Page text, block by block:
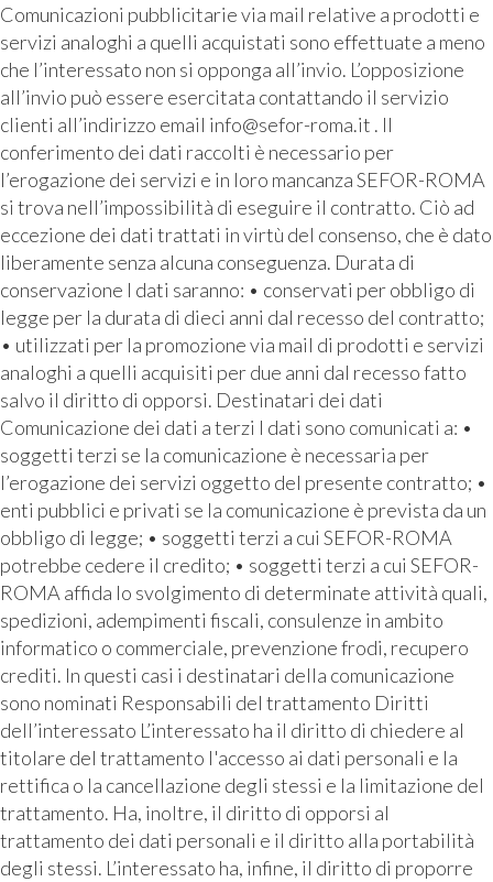
Comunicazioni pubblicitarie via mail relative a prodotti e
servizi analoghi a quelli acquistati sono effettuate a meno
che l’interessato non si opponga all’invio. L’opposizione
all’invio può essere esercitata contattando il servizio
clienti all’indirizzo email info@sefor-roma.it . Il
conferimento dei dati raccolti è necessario per
l’erogazione dei servizi e in loro mancanza SEFOR-ROMA
si trova nell’impossibilità di eseguire il contratto. Ciò ad
eccezione dei dati trattati in virtù del consenso, che è dato
liberamente senza alcuna conseguenza. Durata di
conservazione I dati saranno: • conservati per obbligo di
legge per la durata di dieci anni dal recesso del contratto;
• utilizzati per la promozione via mail di prodotti e servizi
analoghi a quelli acquisiti per due anni dal recesso fatto
salvo il diritto di opporsi. Destinatari dei dati
Comunicazione dei dati a terzi I dati sono comunicati a: •
soggetti terzi se la comunicazione è necessaria per
l’erogazione dei servizi oggetto del presente contratto; •
enti pubblici e privati se la comunicazione è prevista da un
obbligo di legge; • soggetti terzi a cui SEFOR-ROMA
potrebbe cedere il credito; • soggetti terzi a cui SEFOR-
ROMA affida lo svolgimento di determinate attività quali,
spedizioni, adempimenti fiscali, consulenze in ambito
informatico o commerciale, prevenzione frodi, recupero
crediti. In questi casi i destinatari della comunicazione
sono nominati Responsabili del trattamento Diritti
dell’interessato L’interessato ha il diritto di chiedere al
titolare del trattamento l'accesso ai dati personali e la
rettifica o la cancellazione degli stessi e la limitazione del
trattamento. Ha, inoltre, il diritto di opporsi al
trattamento dei dati personali e il diritto alla portabilità
degli stessi. L’interessato ha, infine, il diritto di proporre